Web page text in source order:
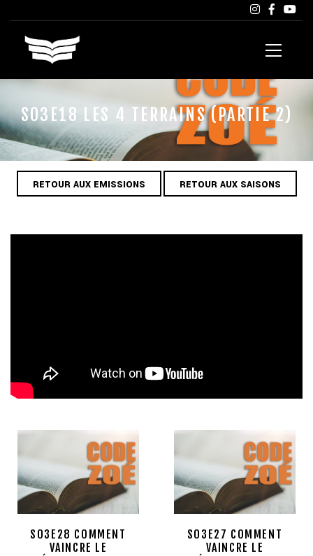
S03E18 LES 4 TERRAINS (PARTIE 2)
RETOUR AUX EMISSIONS RETOUR AUX SAISONS
S03E28 COMMENT
VAINCRE LE
S03E27 COMMENT
VAINCRE LE